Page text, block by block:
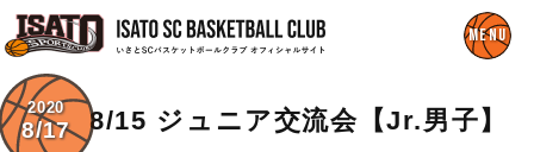
8/15 ジュニア交流会【Jr.男子】
2020
8/17